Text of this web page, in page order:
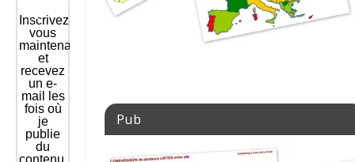
_=1
Inscrivez-
vous
maintenant
et
recevez
un e-
mail les
fois où
je
publie
du
Pub